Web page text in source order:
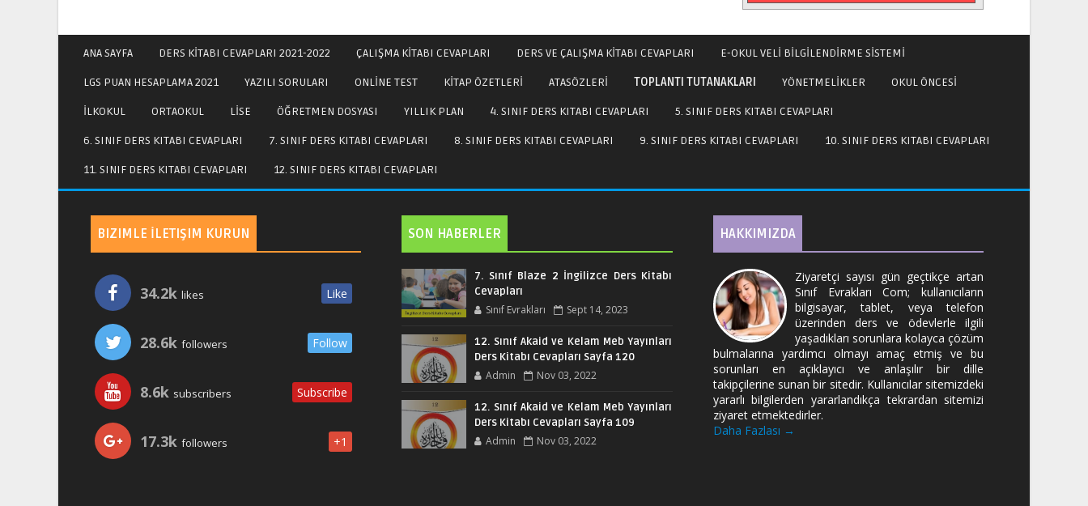
ANA SAYFA DERS KİTABI CEVAPLARI 2021-2022 ÇALIŞMA KİTABI CEVAPLARI DERS VE ÇALIŞMA KİTABI CEVAPLARI E-OKUL VELİ BİLGİLENDİRME SİSTEMİ
LGS PUAN HESAPLAMA 2021 YAZILI SORULARI ONLİNE TEST KİTAP ÖZETLERİ ATASÖZLERİ TOPLANTI TUTANAKLARI YÖNETMELİKLER OKUL ÖNCESİ
İLKOKUL ORTAOKUL LİSE ÖĞRETMEN DOSYASI YILLIK PLAN 4. SINIF DERS KITABI CEVAPLARI 5. SINIF DERS KITABI CEVAPLARI
6. SINIF DERS KITABI CEVAPLARI 7. SINIF DERS KITABI CEVAPLARI 8. SINIF DERS KITABI CEVAPLARI 9. SINIF DERS KITABI CEVAPLARI 10. SINIF DERS KITABI CEVAPLARI
11. SINIF DERS KITABI CEVAPLARI 12. SINIF DERS KITABI CEVAPLARI
BIZIMLE İLETIŞIM KURUN
34.2k likes Like
28.6k followers Follow
8.6k subscribers Subscribe
17.3k followers +1
SON HABERLER
7. Sınıf Blaze 2 İngilizce Ders Kitabı
Cevapları
Sınıf Evrakları Sept 14, 2023
12. Sınıf Akaid ve Kelam Meb Yayınları
Ders Kitabı Cevapları Sayfa 120
Admin Nov 03, 2022
12. Sınıf Akaid ve Kelam Meb Yayınları
Ders Kitabı Cevapları Sayfa 109
Admin Nov 03, 2022
HAKKIMIZDA
Ziyaretçi sayısı gün geçtikçe artan
Sınıf Evrakları Com; kullanıcıların
bilgisayar, tablet, veya telefon
üzerinden ders ve ödevlerle ilgili
yaşadıkları sorunlara kolayca çözüm
bulmalarına yardımcı olmayı amaç etmiş ve bu
sorunları en açıklayıcı ve anlaşılır bir dille
takipçilerine sunan bir sitedir. Kullanıcılar sitemizdeki
yararlı bilgilerden yararlandıkça tekrardan sitemizi
ziyaret etmektedirler.
Daha Fazlası →